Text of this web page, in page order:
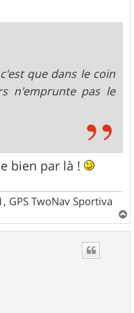
que dans le coin
n'emprunte pas le
bien par là !
GPS TwoNav Sportiva
a